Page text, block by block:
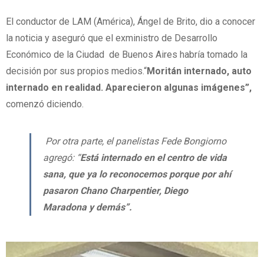
El conductor de LAM (América), Ángel de Brito, dio a conocer
la noticia y aseguró que el exministro de Desarrollo
Económico de la Ciudad de Buenos Aires habría tomado la
decisión por sus propios medios.“Moritán internado, auto
internado en realidad. Aparecieron algunas imágenes”,
comenzó diciendo.
Por otra parte, el panelistas Fede Bongiorno
agregó: “Está internado en el centro de vida
sana, que ya lo reconocemos porque por ahí
pasaron Chano Charpentier, Diego
Maradona y demás”.